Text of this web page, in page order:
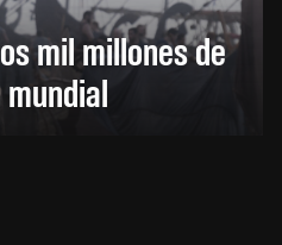
mil millones de